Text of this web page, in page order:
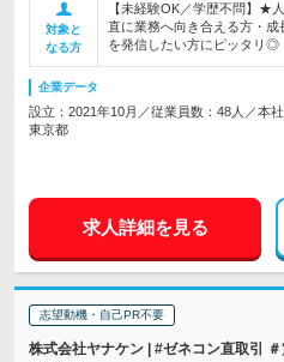
対象と
なる方
【未経験OK／学歴不問】★
直に業務へ向き合える方・
を発信したい方にピッタリ◎
企業データ
設立：2021年10月／従業員数：48人／本社
東京都
求人詳細を見る
志望動機・自己PR不要
株式会社ヤナケン | #ゼネコン直取引